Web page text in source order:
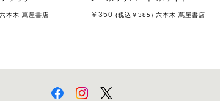
六本木 蔦屋書店
￥350 (税込 ￥385) 六本木 蔦屋書店